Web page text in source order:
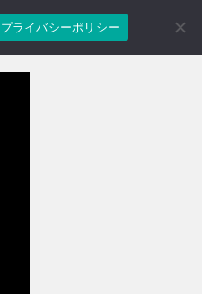
プライバシーポリシー